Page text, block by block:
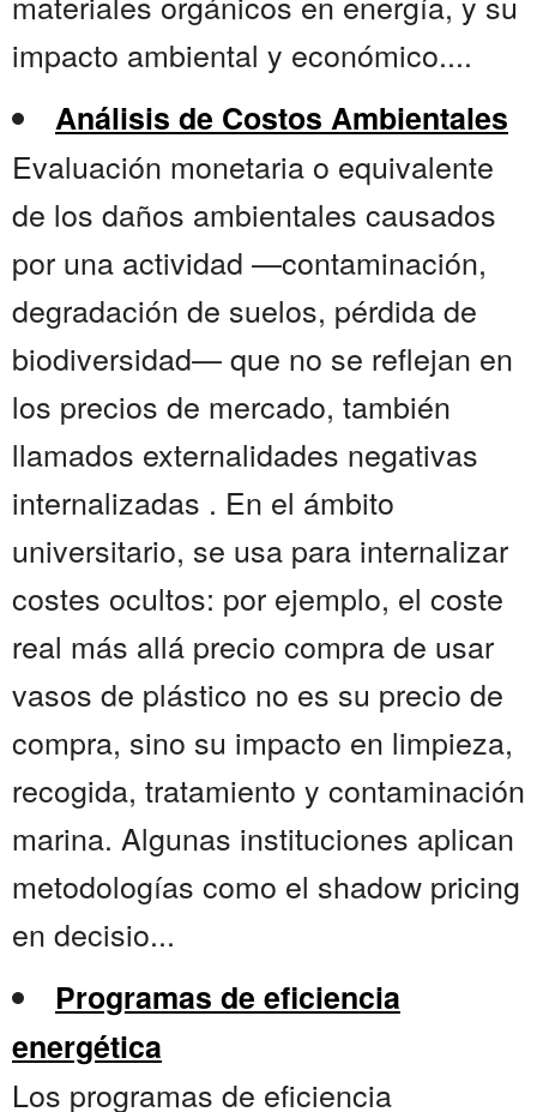
impacto ambiental y económico....
Análisis de Costos Ambientales
Evaluación monetaria o equivalente
de los daños ambientales causados
por una actividad —contaminación,
degradación de suelos, pérdida de
biodiversidad— que no se reflejan en
los precios de mercado, también
llamados externalidades negativas
internalizadas . En el ámbito
universitario, se usa para internalizar
costes ocultos: por ejemplo, el coste
real más allá precio compra de usar
vasos de plástico no es su precio de
compra, sino su impacto en limpieza,
recogida, tratamiento y contaminación
marina. Algunas instituciones aplican
metodologías como el shadow pricing
en decisio...
Programas de eficiencia
energética
Los programas de eficiencia